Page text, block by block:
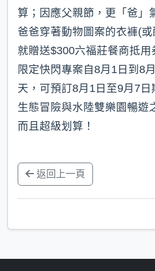
算；因應父親節，更「爸」
爸爸穿著動物圖案的衣褲(或
就贈送$300六福莊餐商抵
限定快閃專案自8月1日到8
天，可預訂8月1日至9月7
生態冒險與水陸雙樂園暢遊
而且超級划算！
返回上一頁